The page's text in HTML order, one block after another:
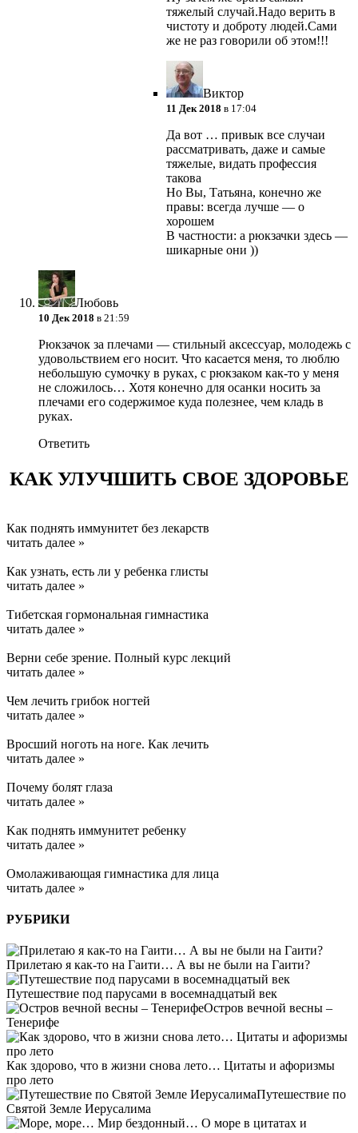
тяжелый случай.Надо верить в
чистоту и доброту людей.Сами
же не раз говорили об этом!!!
Виктор
11 Дек 2018 в 17:04
Да вот … привык все случаи
рассматривать, даже и самые
тяжелые, видать профессия
такова
Но Вы, Татьяна, конечно же
правы: всегда лучше — о
хорошем
В частности: а рюкзачки здесь —
шикарные они ))
Любовь
10 Дек 2018 в 21:59
Рюкзачок за плечами — стильный аксессуар, молодежь с
удовольствием его носит. Что касается меня, то люблю
небольшую сумочку в руках, с рюкзаком как-то у меня
не сложилось… Хотя конечно для осанки носить за
плечами его содержимое куда полезнее, чем кладь в
руках.
Ответить
КАК УЛУЧШИТЬ СВОЕ ЗДОРОВЬЕ
Как поднять иммунитет без лекарств
читать далее »
Как узнать, есть ли у ребенка глисты
читать далее »
Тибетская гормональная гимнастика
читать далее »
Верни себе зрение. Полный курс лекций
читать далее »
Чем лечить грибок ногтей
читать далее »
Вросший ноготь на ноге. Как лечить
читать далее »
Почему болят глаза
читать далее »
Kак поднять иммунитет ребенку
читать далее »
Омолаживающая гимнастика для лица
читать далее »
РУБРИКИ
Прилетаю я как-то на Гаити… А вы не были на Гаити?
Путешествие под парусами в восемнадцатый век
Остров вечной весны –
Тенерифе
Как здорово, что в жизни снова лето… Цитаты и афоризмы
про лето
Путешествие по
Святой Земле Иерусалима